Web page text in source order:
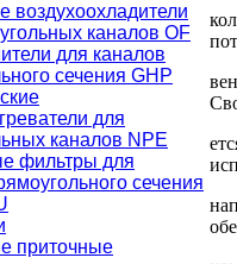
воздухоохладители
каналов OF
для каналов
сечения GHР
для
каналов NPE
фильтры для
сечения
приточные